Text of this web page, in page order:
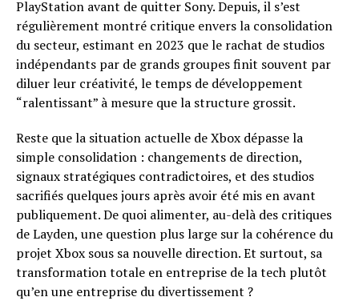
PlayStation avant de quitter Sony. Depuis, il s’est
régulièrement montré critique envers la consolidation
du secteur, estimant en 2023 que le rachat de studios
indépendants par de grands groupes finit souvent par
diluer leur créativité, le temps de développement
“ralentissant” à mesure que la structure grossit.
Reste que la situation actuelle de Xbox dépasse la
simple consolidation : changements de direction,
signaux stratégiques contradictoires, et des studios
sacrifiés quelques jours après avoir été mis en avant
publiquement. De quoi alimenter, au-delà des critiques
de Layden, une question plus large sur la cohérence du
projet Xbox sous sa nouvelle direction. Et surtout, sa
transformation totale en entreprise de la tech plutôt
qu’en une entreprise du divertissement ?